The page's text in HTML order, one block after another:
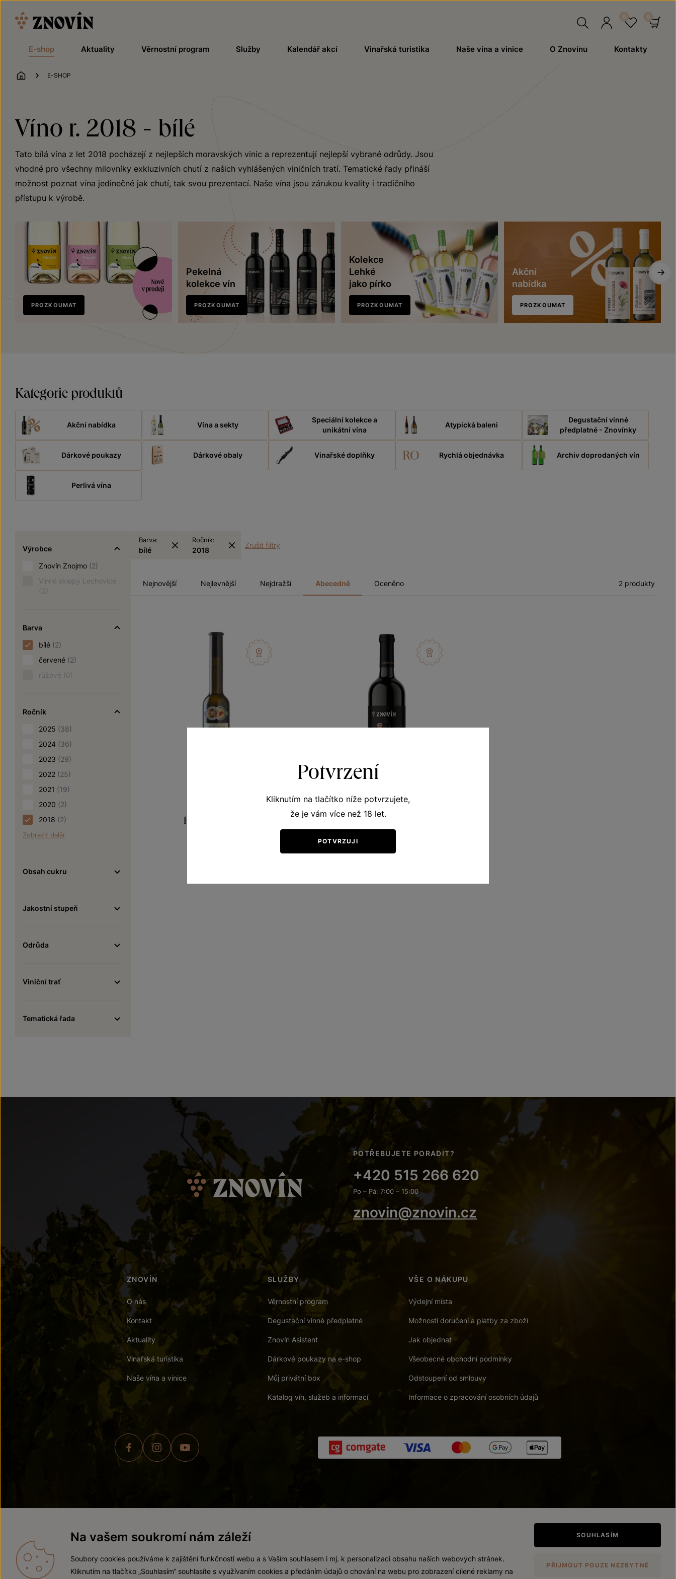
E-shop Aktuality Věrnostní program Služby Kalendář akcí Vinařská turistika Naše vína a vinice O Znovínu Kontakty
ÚVOD
E-SHOP
Víno r. 2018 - bílé
Tato bílá vína z let 2018 pocházejí z nejlepších moravských vinic a reprezentují nejlepší vybrané odrůdy. Jsou
vhodné pro všechny milovníky exkluzivních chutí z našich vyhlášených viničních tratí. Tematické řady přináší
možnost poznat vína jedinečné jak chutí, tak svou prezentací. Naše vína jsou zárukou kvality i tradičního
přístupu k výrobě.
Nově
v prodeji
PROZKOUMAT
Pekelná
kolekce vín
PROZKOUMAT
Kolekce
Lehké
jako pírko
PROZKOUMAT
Akční
nabídka
PROZKOUMAT
Kategorie produktů
Akční nabídka Vína a sekty
Speciální kolekce a
unikátní vína
Atypická baleni
Degustační vinné
předplatné - Znovínky
Dárkové poukazy Dárkové obaly Vinařské doplňky Rychlá objednávka Archiv doprodaných vín
Perlivá vína
Výrobce
Znovín Znojmo (2)
Vinné sklepy Lechovice
(0)
Barva
bílé (2)
červené (2)
růžové (0)
Ročník
2025 (38)
2024 (36)
2023 (29)
2022 (25)
2021 (19)
2020 (2)
2018 (2)
Zobrazit další
Obsah cukru
Jakostní stupeň
Odrůda
Viniční trať
Tematická řada
Barva:
bílé
Ročník:
2018
Zrušit filtry
Nejnovější Nejlevnější Nejdražší Abecedně Oceněno 2 produkty
Rulandské šedé
výběr z cibéb 2018
Sauvignon
pozdní sběr 2018
POTŘEBUJETE PORADIT?
+420 515 266 620
Po – Pá: 7:00 – 15:00
znovin@znovin.cz
ZNOVÍN
O nás
Kontakt
Aktuality
Vinařská turistika
Naše vína a vinice
SLUŽBY
Věrnostní program
Degustační vinné předplatné
Znovín Asistent
Dárkové poukazy na e-shop
Můj privátní box
Katalog vín, služeb a informací
VŠE O NÁKUPU
Výdejní místa
Možnosti doručení a platby za zboží
Jak objednat
Všeobecné obchodní podmínky
Odstoupení od smlouvy
Informace o zpracování osobních údajů
Zákaz prodeje alkoholických nápojů osobám mladším 18 let.
Vytvořil webProgress
Potvrzení
Kliknutím na tlačítko níže potvrzujete,
že je vám více než 18 let.
POTVRZUJI
Na vašem soukromí nám záleží
Soubory cookies používáme k zajištění funkčnosti webu a s Vaším souhlasem i mj. k personalizaci obsahu našich webových stránek.
Kliknutím na tlačítko „Souhlasím“ souhlasíte s využívaním cookies a předáním údajů o chování na webu pro zobrazení cílené reklamy na
SOUHLASÍM
PŘIJMOUT POUZE NEZBYTNÉ